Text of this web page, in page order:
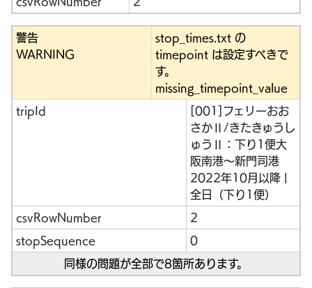
警告
WARNING
stop_times.txt の
timepoint は設定すべきで
す。
missing_timepoint_value
tripId
[001]フェリーおお
さかⅡ/きたきゅうし
ゅうⅡ：下り1便大
阪南港～新門司港
2022年10月以降 |
全日（下り1便）
csvRowNumber 2
stopSequence 0
同様の問題が全部で8箇所あります。